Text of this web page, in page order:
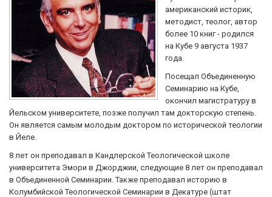
американский историк,
методист, теолог, автор
более 10 книг - родился
на Кубе 9 августа 1937
года.
Посещал Объединенную
Семинарию на Кубе,
окончил магистратуру в
Йельском университете, позже получил там докторскую степень.
Он является самым молодым доктором по исторической теологии
в Йеле.
8 лет он преподавал в Кандлерской Теологической школе
университета Эмори в Джорджии, следующие 8 лет он преподавал
в Объединенной Семинарии. Также преподавал историю в
Колумбийской Теологической Семинарии в Декатуре (штат